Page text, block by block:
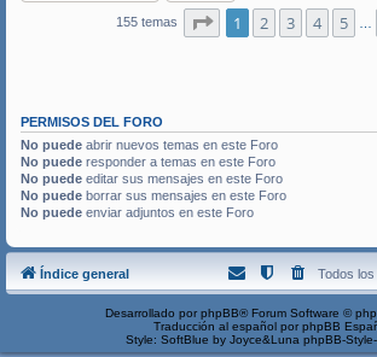
155 temas Página1 de
1 2 3 4 5
PERMISOS DEL FORO
No puede abrir nuevos temas en este Foro
No puede responder a temas en este Foro
No puede editar sus mensajes en este Foro
No puede borrar sus mensajes en este Foro
No puede enviar adjuntos en este Foro
Índice general Todos
Desarrollado por phpBB® Forum Software ©
Traducción al español por phpBB
Style: SoftBlue by Joyce&Luna phpBB-